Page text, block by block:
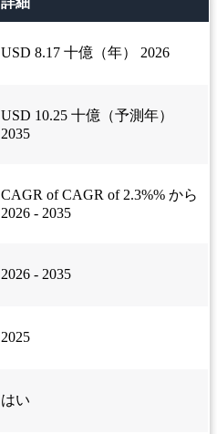
USD 8.17 十億（年） 2026
USD 10.25 十億（予測年）
2035
CAGR of CAGR of 2.3%% から
2026 - 2035
2026 - 2035
2025
はい